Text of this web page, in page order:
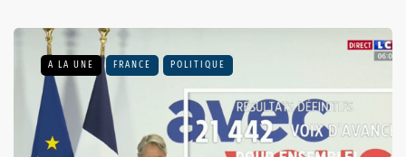
A LA UNE FRANCE POLITIQUE